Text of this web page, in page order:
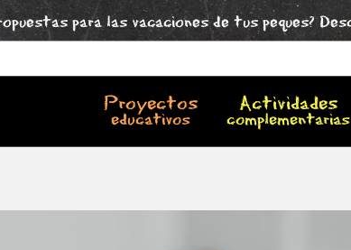
para las vacaciones de tus peques?
Proyectos
educativos
Actividades
complementarias